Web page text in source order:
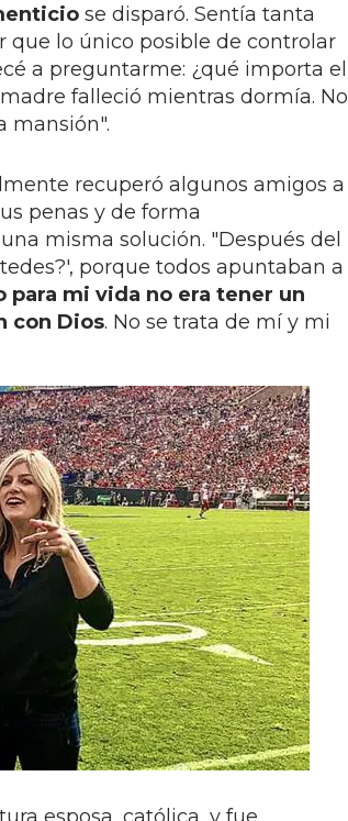
se disparó. Sentía tanta
lo único posible de controlar
a preguntarme: ¿qué importa el
falleció mientras dormía. No
mansión".
recuperó algunos amigos a
penas y de forma
misma solución. "Después del
porque todos apuntaban a
mi vida no era tener un
con Dios. No se trata de mí y mi